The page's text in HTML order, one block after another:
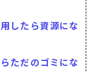
したら資源にな
ただのゴミにな